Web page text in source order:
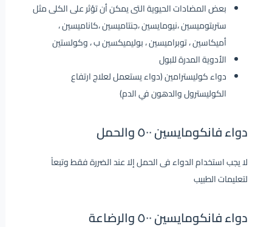
بعض المضادات الحيوية التى يمكن أن تؤثر على الكلى مثل
ستربتوميسين ،نيومايسين ،جنتاميسين ،كاناميسين ،
أميكاسين ، توبراميسين ، بوليميكسين ب ، وكولستين
الأدوية المدرة للبول
دواء كوليسترامين (دواء يستعمل لعلاج ارتفاع
الكوليسترول والدهون في الدم)
دواء فانكومايسين ٥٠٠ والحمل
لا يجب استخدام الدواء فى الحمل إلا عند الضررة فقط وتبعاً
لتعليمات الطبيب
دواء فانكومايسين ٥٠٠ والرضاعة